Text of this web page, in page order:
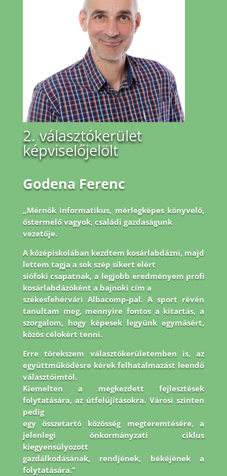
2. választókerület
képviselőjelölt
Godena Ferenc
„Mérnök informatikus, mérlegképes könyvelő,
őstermelő vagyok, családi gazdaságunk
vezetője.
A középiskolában kezdtem kosárlabdázni, majd
lettem tagja a sok szép sikert elért
siófoki csapatnak, a legjobb eredményem profi
kosárlabdázóként a bajnoki cím a
székesfehérvári Albacomp-pal. A sport révén
tanultam meg, mennyire fontos a kitartás, a
szorgalom, hogy képesek legyünk egymásért,
közös célokért tenni.
Erre törekszem választókerületemben is, az
együttműködésre kérek felhatalmazást leendő
választóimtól.
Kiemelten a megkezdett fejlesztések
folytatására, az útfelújításokra. Városi szinten
pedig
egy összetartó közösség megteremtésére, a
jelenlegi önkormányzati ciklus
kiegyensúlyozott
gazdálkodásának, rendjének, békéjének a
folytatására.”